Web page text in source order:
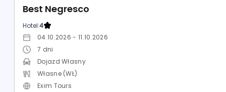
Best Negresco
Hotel:4
04.10.2026 - 11.10.2026
7 dni
Dojazd Własny
Własne (WŁ)
Exim Tours